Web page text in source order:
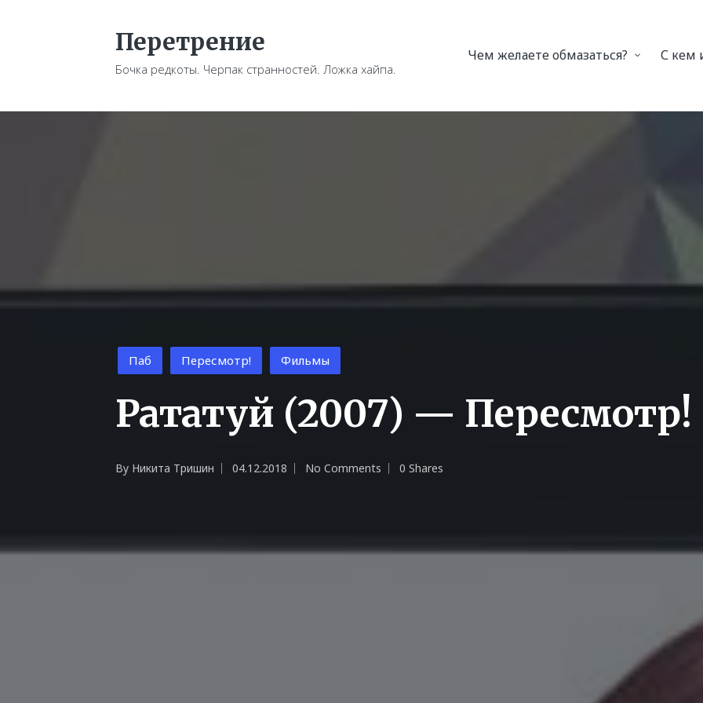
Перетрение
Бочка редкоты. Черпак странностей. Ложка хайпа.
Чем желаете обмазаться? С кем
Posted
in
Паб Пересмотр! Фильмы
Рататуй (2007) — Пересмотр!
Posted
By Никита Тришин 04.12.2018 No Comments 0 Shares